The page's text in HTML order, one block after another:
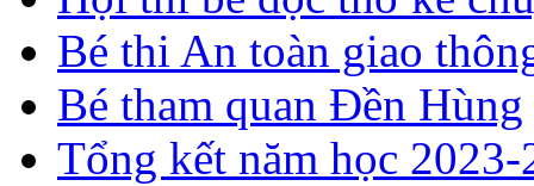
Bé thi An toàn giao
Bé tham quan Đền Hùng
Tổng kết năm học 2023-